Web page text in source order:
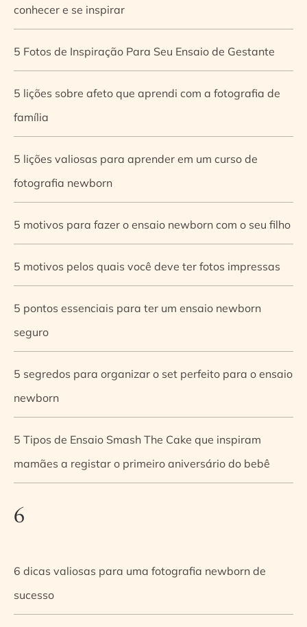
conhecer e se inspirar
5 Fotos de Inspiração Para Seu Ensaio de Gestante
5 lições sobre afeto que aprendi com a fotografia de
família
5 lições valiosas para aprender em um curso de
fotografia newborn
5 motivos para fazer o ensaio newborn com o seu filho
5 motivos pelos quais você deve ter fotos impressas
5 pontos essenciais para ter um ensaio newborn
seguro
5 segredos para organizar o set perfeito para o ensaio
newborn
5 Tipos de Ensaio Smash The Cake que inspiram
mamães a registar o primeiro aniversário do bebê
6
6 dicas valiosas para uma fotografia newborn de
sucesso